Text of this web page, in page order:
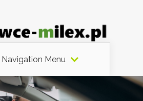
Navigation Menu